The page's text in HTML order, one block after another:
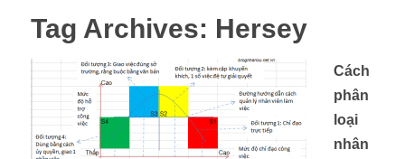
Tag Archives: Hersey
Cách
phân
loại
nhân